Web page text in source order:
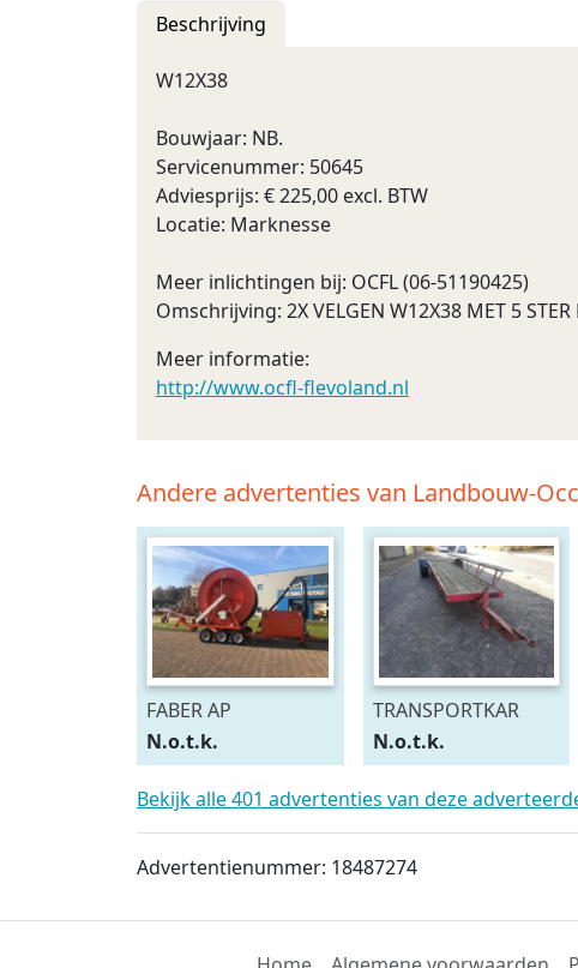
Beschrijving
W12X38
Bouwjaar: NB.
Servicenummer: 50645
Adviesprijs: € 225,00 excl. BTW
Locatie: Marknesse
Meer inlichtingen bij: OCFL (06-51190425)
Omschrijving: 2X VELGEN W12X38 MET 5
Meer informatie:
http://www.ocfl-flevoland.nl
Andere advertenties van Landbouw-
FABER AP
N.o.t.k.
TRANSPORTKAR
N.o.t.k.
Bekijk alle 401 advertenties van deze
Advertentienummer: 18487274